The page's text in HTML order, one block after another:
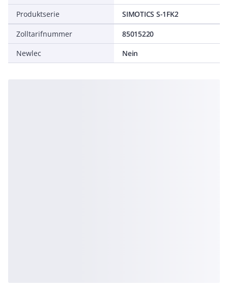
Produktserie
SIMOTICS S-1FK2
Zolltarifnummer
85015220
Newlec
Nein